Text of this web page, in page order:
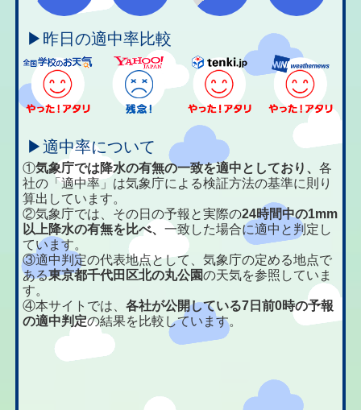
▶昨日の適中率比較
▶適中率について
①気象庁では降水の有無の一致を適中としており、各
社の「適中率」は気象庁による検証方法の基準に則り
算出しています。
②気象庁では、その日の予報と実際の24時間中の1mm
以上降水の有無を比べ、一致した場合に適中と判定し
ています。
③適中判定の代表地点として、気象庁の定める地点で
ある東京都千代田区北の丸公園の天気を参照していま
す。
④本サイトでは、各社が公開している7日前0時の予報
の適中判定の結果を比較しています。